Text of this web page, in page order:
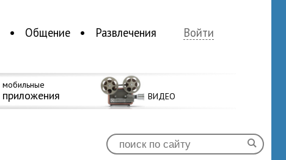
Общение Развлечения Войти
мобильные
приложения ВИДЕО